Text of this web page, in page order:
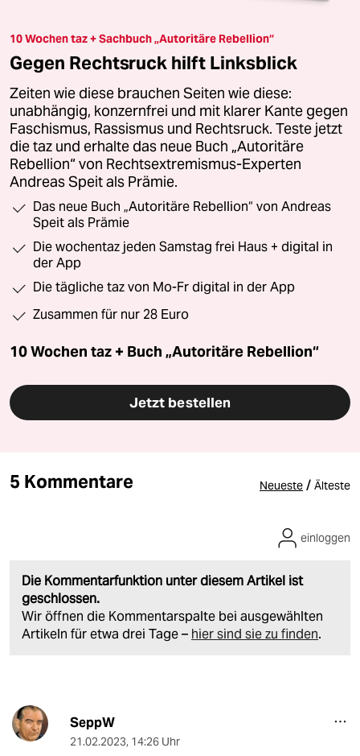
10 Wochen taz + Sachbuch „Autoritäre Rebellion“
Gegen Rechtsruck hilft Linksblick
Zeiten wie diese brauchen Seiten wie diese:
unabhängig, konzernfrei und mit klarer Kante gegen
Faschismus, Rassismus und Rechtsruck. Teste jetzt
die taz und erhalte das neue Buch „Autoritäre
Rebellion“ von Rechtsextremismus-Experten
Andreas Speit als Prämie.
Das neue Buch „Autoritäre Rebellion“ von Andreas
Speit als Prämie
Die wochentaz jeden Samstag frei Haus + digital in
der App
Die tägliche taz von Mo-Fr digital in der App
Zusammen für nur 28 Euro
10 Wochen taz + Buch „Autoritäre Rebellion“
Jetzt bestellen
5 Kommentare Neueste / Älteste
Die Kommentarfunktion unter diesem Artikel ist
geschlossen.
Wir öffnen die Kommentarspalte bei ausgewählten
Artikeln für etwa drei Tage – hier sind sie zu finden.
einloggen
SeppW
21.02.2023, 14:26 Uhr